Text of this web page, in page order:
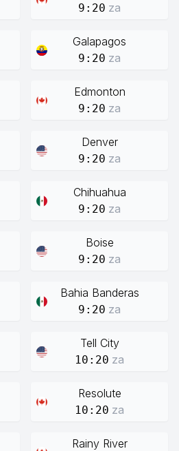
9:20 za
Galapagos
9:20 za
Edmonton
9:20 za
Denver
9:20 za
Chihuahua
9:20 za
Boise
9:20 za
Bahia Banderas
9:20 za
Tell City
10:20 za
Resolute
10:20 za
Rainy River